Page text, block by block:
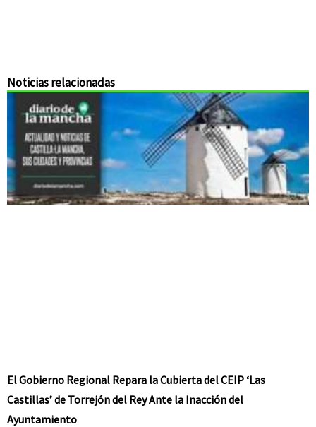
Noticias relacionadas
El Gobierno Regional Repara la Cubierta del CEIP ‘Las
Castillas’ de Torrejón del Rey Ante la Inacción del
Ayuntamiento